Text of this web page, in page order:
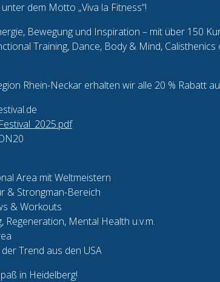
dem Motto „Viva la Fitness“!
Bewegung und Inspiration – mit über 150
Training, Dance, Body & Mind,
Rhein-Neckar erhalten wir alle 20 % Rabatt
Area mit Weltmeistern
& Strongman-Bereich
& Workouts
Regeneration, Mental Health u.v.m.
Trend aus den USA
in Heidelberg!